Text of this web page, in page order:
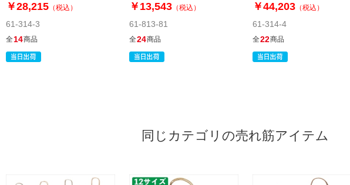
￥28,215 （税込）
61-314-3
全14商品
￥13,543 （税込）
61-813-81
全24商品
￥44,203 （税込）
61-314-4
全22商品
同じカテゴリの売れ筋アイテム